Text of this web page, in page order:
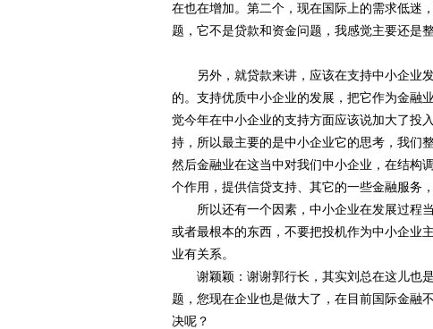
在也在增加。第二个，现在国际上的需求低迷
题，它不是贷款和资金问题，我感觉主要还是
另外，就贷款来讲，应该在支持中小企业
的。支持优质中小企业的发展，把它作为金融
觉今年在中小企业的支持方面应该说加大了投
持，所以最主要的是中小企业它的思考，我们
然后金融业在这当中对我们中小企业，在结构
个作用，提供信贷支持、其它的一些金融服务
所以还有一个因素，中小企业在发展过程当
或者最根本的东西，不要把投机作为中小企业
业有关系。
谢颖颖：谢谢郭行长，其实刘总在这儿也是
题，您现在企业也是做大了，在目前国际金融
决呢？